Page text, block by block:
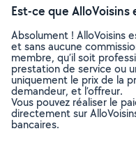
Est-ce que AlloVoisins
Absolument ! AlloVoisins
et sans aucune
membre, qu’il soit
prestation de service ou
uniquement le prix de la
demandeur, et l’offreur.
Vous pouvez réaliser le
directement sur
bancaires.